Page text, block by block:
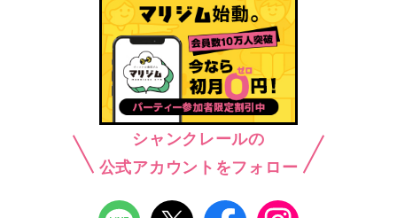
シャンクレールの
公式アカウントをフォロー